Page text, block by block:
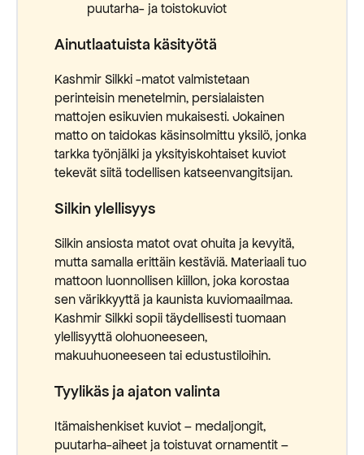
puutarha- ja toistokuviot
Ainutlaatuista käsityötä
Kashmir Silkki -matot valmistetaan
perinteisin menetelmin, persialaisten
mattojen esikuvien mukaisesti. Jokainen
matto on taidokas käsinsolmittu yksilö, jonka
tarkka työnjälki ja yksityiskohtaiset kuviot
tekevät siitä todellisen katseenvangitsijan.
Silkin ylellisyys
Silkin ansiosta matot ovat ohuita ja kevyitä,
mutta samalla erittäin kestäviä. Materiaali tuo
mattoon luonnollisen kiillon, joka korostaa
sen värikkyyttä ja kaunista kuviomaailmaa.
Kashmir Silkki sopii täydellisesti tuomaan
ylellisyyttä olohuoneeseen,
makuuhuoneeseen tai edustustiloihin.
Tyylikäs ja ajaton valinta
Itämaishenkiset kuviot – medaljongit,
puutarha-aiheet ja toistuvat ornamentit –